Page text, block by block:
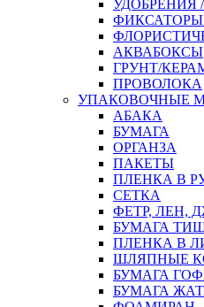
УДОБРЕНИЯ
АКВАБОКСЫ
ГРУНТ/
ПРОВОЛОКА
УПАКОВОЧНЫЕ
АБАКА
БУМАГА
ОРГАНЗА
ПАКЕТЫ
ПЛЕНКА В
СЕТКА
ФЕТР, ЛЕН,
БУМАГА
ПЛЕНКА В
ШЛЯПНЫЕ
БУМАГА
БУМАГА